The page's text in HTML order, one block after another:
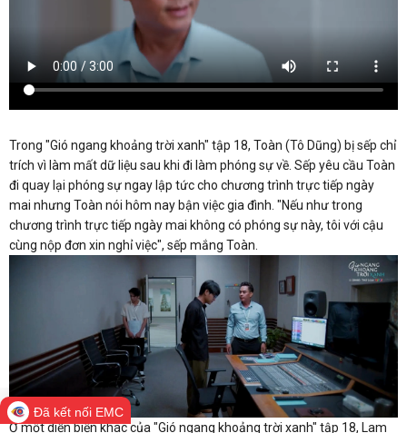
Trong "Gió ngang khoảng trời xanh" tập 18, Toàn (Tô Dũng) bị sếp chỉ
trích vì làm mất dữ liệu sau khi đi làm phóng sự về. Sếp yêu cầu Toàn
đi quay lại phóng sự ngay lập tức cho chương trình trực tiếp ngày
mai nhưng Toàn nói hôm nay bận việc gia đình. "Nếu như trong
chương trình trực tiếp ngày mai không có phóng sự này, tôi với cậu
cùng nộp đơn xin nghỉ việc", sếp mắng Toàn.
Ở một diễn biến khác của "Gió ngang khoảng trời xanh" tập 18, Lam
Đã kết nối EMC